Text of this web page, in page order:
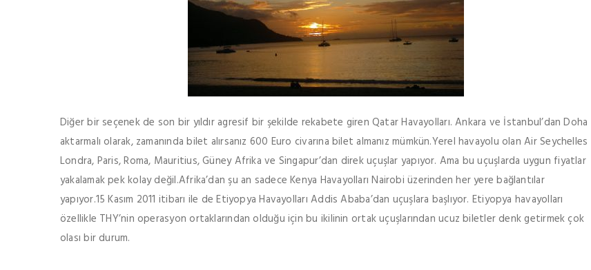
Diğer bir seçenek de son bir yıldır agresif bir şekilde rekabete giren Qatar Havayolları. Ankara ve İstanbul’dan Doha
aktarmalı olarak, zamanında bilet alırsanız 600 Euro civarına bilet almanız mümkün.Yerel havayolu olan Air Seychelles
Londra, Paris, Roma, Mauritius, Güney Afrika ve Singapur’dan direk uçuşlar yapıyor. Ama bu uçuşlarda uygun fiyatlar
yakalamak pek kolay değil.Afrika’dan şu an sadece Kenya Havayolları Nairobi üzerinden her yere bağlantılar
yapıyor.15 Kasım 2011 itibarı ile de Etiyopya Havayolları Addis Ababa’dan uçuşlara başlıyor. Etiyopya havayolları
özellikle THY’nin operasyon ortaklarından olduğu için bu ikilinin ortak uçuşlarından ucuz biletler denk getirmek çok
olası bir durum.